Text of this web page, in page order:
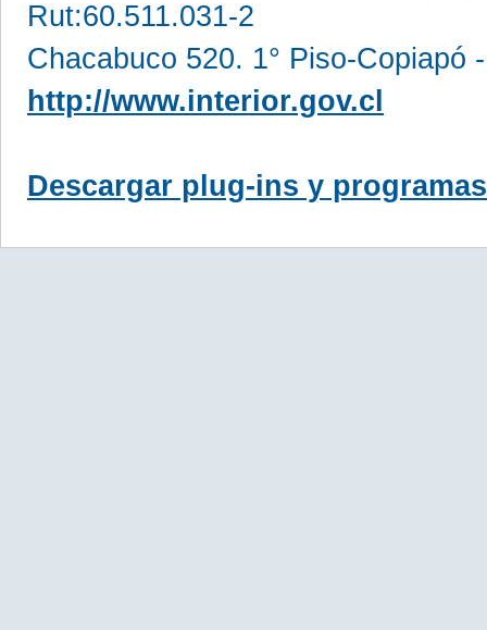
Rut:60.511.031-2
Chacabuco 520. 1° Piso-Copiapó
http://www.interior.gov.cl
Descargar plug-ins y